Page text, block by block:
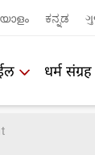
ಕನ್ನಡ
धर्म संग्रह